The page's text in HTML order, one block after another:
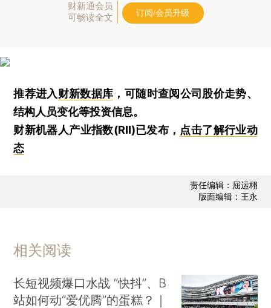
财新通会员
可畅读全文
订阅/会员升级
推荐进入财新数据库 ，可随时查阅公司股价走势、
结构人员变化等投资信息。
财新机器人产业指数(RII)已发布， 点击了解行业动
态
责任编辑：屈运栩
版面编辑：王永
相关阅读
长短视频爆口水战 “快抖”、B
站如何动“爱优腾”的蛋糕？｜